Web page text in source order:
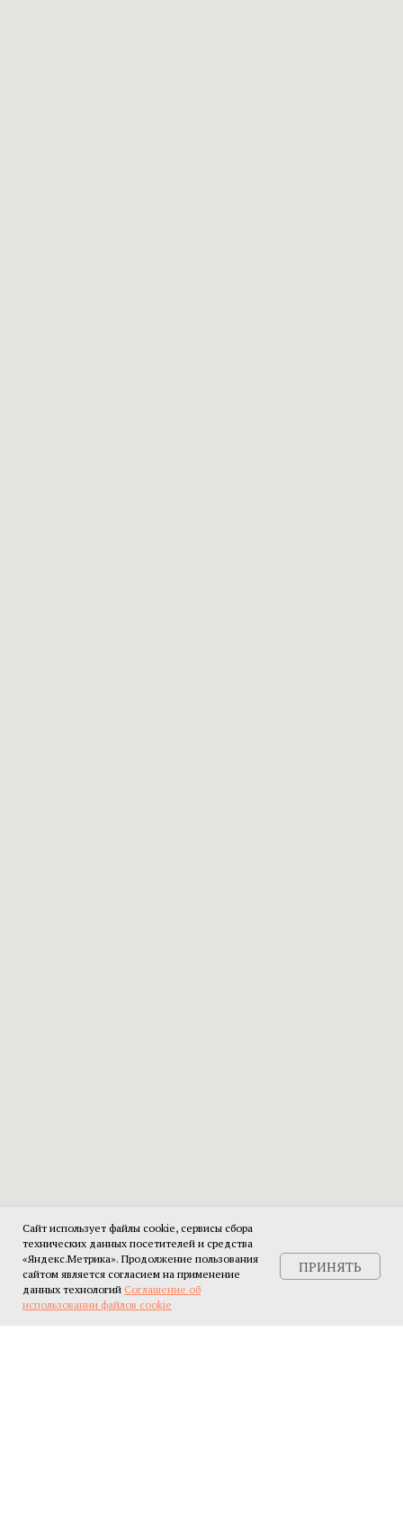
Сайт использует файлы cookie, сервисы сбора
технических данных посетителей и средства
«Яндекс.Метрика». Продолжение пользования
сайтом является согласием на применение
данных технологий Соглашение об
использовании файлов cookie
ПРИНЯТЬ